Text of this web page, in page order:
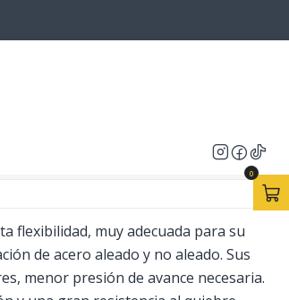
0
Sprint Master
flexibilidad, muy adecuada para su
de acero aleado y no aleado. Sus
menor presión de avance necesaria.